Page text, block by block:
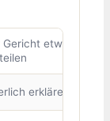
Gericht etwas
erklären